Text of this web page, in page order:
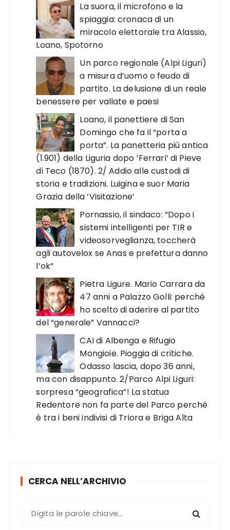
La suora, il microfono e la
spiaggia: cronaca di un
miracolo elettorale tra Alassio,
Loano, Spotorno
Un parco regionale (Alpi Liguri)
a misura d’uomo o feudo di
partito. La delusione di un reale
benessere per vallate e paesi
Loano, il panettiere di San
Domingo che fa il “porta a
porta”. La panetteria più antica
(1.901) della Liguria dopo ‘Ferrari’ di Pieve
di Teco (1870). 2/ Addio alle custodi di
storia e tradizioni. Luigina e suor Maria
Grazia della ‘Visitazione’
Pornassio, il sindaco: “Dopo i
sistemi intelligenti per TIR e
videosorveglianza, toccherà
agli autovelox se Anas e prefettura danno
l’ok”
Pietra Ligure. Mario Carrara da
47 anni a Palazzo Golli: perché
ho scelto di aderire al partito
del “generale” Vannacci?
CAI di Albenga e Rifugio
Mongioie. Pioggia di critiche.
Odasso lascia, dopo 36 anni,
ma con disappunto. 2/Parco Alpi Liguri:
sorpresa “geografica”! La statua
Redentore non fa parte del Parco perché
è tra i beni indivisi di Triora e Briga Alta
CERCA NELL’ARCHIVIO